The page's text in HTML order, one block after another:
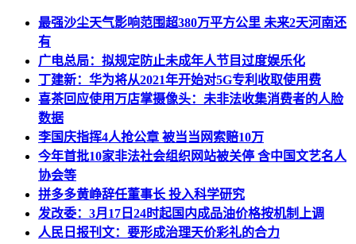
最强沙尘天气影响范围超380万平方公里 未来2天河南还
有
广电总局：拟规定防止未成年人节目过度娱乐化
丁建新：华为将从2021年开始对5G专利收取使用费
喜茶回应使用万店掌摄像头：未非法收集消费者的人脸
数据
李国庆指挥4人抢公章 被当当网索赔10万
今年首批10家非法社会组织网站被关停 含中国文艺名人
协会等
拼多多黄峥辞任董事长 投入科学研究
发改委：3月17日24时起国内成品油价格按机制上调
人民日报刊文：要形成治理天价彩礼的合力